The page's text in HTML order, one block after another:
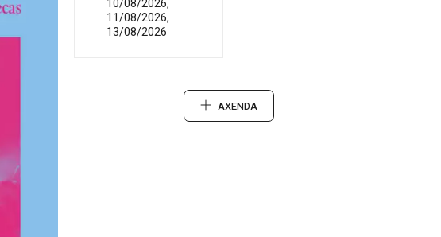
10/08/2026,
11/08/2026,
13/08/2026
AXENDA